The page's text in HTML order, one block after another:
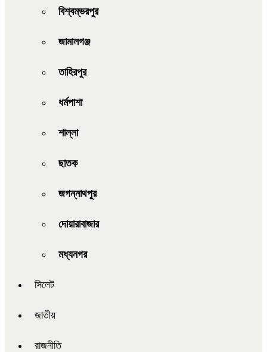
বিশ্বম্ভরপুর
জামালগঞ্জ
তাহিরপুর
ধর্মপাশা
শাল্লা
ছাতক
জগন্নাথপুর
দোয়ারাবাজার
মধ্যনগর
সিলেট
জাতীয়
রাজনীতি